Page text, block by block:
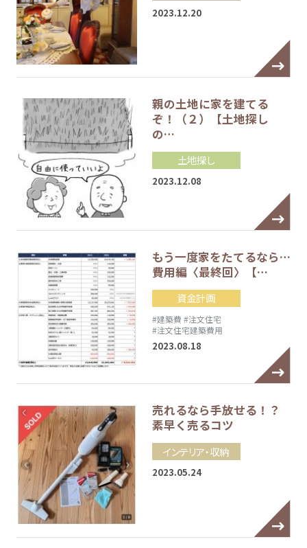
2023.12.20
親の土地に家を建てる
ぞ！（２）【土地探し
の…
土地探し
2023.12.08
もう一度家をたてるなら…
費用編〈最終回〉【…
資金計画
#建築費 #注文住宅
#注文住宅建築費用
2023.08.18
売れるなら手放せる！？
素早く売るコツ
インテリア・収納
2023.05.24